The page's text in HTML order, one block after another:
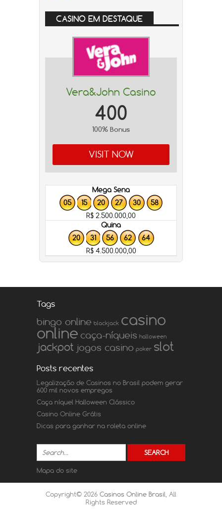
CASINO EM DESTAQUE
Vera&John Casino
400
100% Bonus
VISIT NOW
Mega Sena
05
15 20 27 30
58
R$ 2.500.000,00
Quina
20
31 56 62
64
R$ 4.500.000,00
Tags
bingo online blackjack casino
online caça-níqueis halloween
jackpot jogos casino poker slot
Posts recentes
Legalização de Casinos no Brasil podem gerar
600 mil novos empregos
Caça níquel Halloween Clássico
Casino Online Grátis
Dicas para ganhar na roleta online
Mapa do site
Copyright© 2026 Casinos Online Brasil , All
Rights Reserved